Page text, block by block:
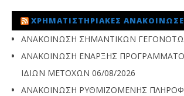
ΧΡΗΜΑΤΙΣΤΗΡΙΑΚΈΣ
ΑΝΑΚΟΙΝΩΣΗ ΣΗΜΑΝΤΙΚΩΝ
ΑΝΑΚΟΙΝΩΣΗ ΕΝΑΡΞΗΣ
ΙΔΙΩΝ ΜΕΤΟΧΩΝ 06/08/2026
ΑΝΑΚΟΙΝΩΣΗ ΡΥΘΜΙΖΟΜΕΝΗΣ